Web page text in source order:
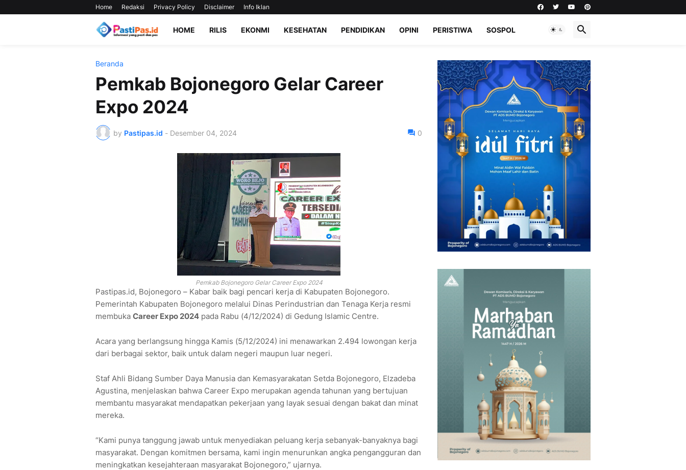
Home Redaksi Privacy Policy Disclaimer Info Iklan
HOME RILIS EKONMI KESEHATAN PENDIDIKAN OPINI PERISTIWA SOSPOL
Beranda
Pemkab Bojonegoro Gelar Career
Expo 2024
by Pastipas.id - Desember 04, 2024 0
Pemkab Bojonegoro Gelar Career Expo 2024
Pastipas.id, Bojonegoro – Kabar baik bagi pencari kerja di Kabupaten Bojonegoro.
Pemerintah Kabupaten Bojonegoro melalui Dinas Perindustrian dan Tenaga Kerja resmi
membuka Career Expo 2024 pada Rabu (4/12/2024) di Gedung Islamic Centre.
Acara yang berlangsung hingga Kamis (5/12/2024) ini menawarkan 2.494 lowongan kerja
dari berbagai sektor, baik untuk dalam negeri maupun luar negeri.
Staf Ahli Bidang Sumber Daya Manusia dan Kemasyarakatan Setda Bojonegoro, Elzadeba
Agustina, menjelaskan bahwa Career Expo merupakan agenda tahunan yang bertujuan
membantu masyarakat mendapatkan pekerjaan yang layak sesuai dengan bakat dan minat
mereka.
“Kami punya tanggung jawab untuk menyediakan peluang kerja sebanyak-banyaknya bagi
masyarakat. Dengan komitmen bersama, kami ingin menurunkan angka pengangguran dan
meningkatkan kesejahteraan masyarakat Bojonegoro,” ujarnya.